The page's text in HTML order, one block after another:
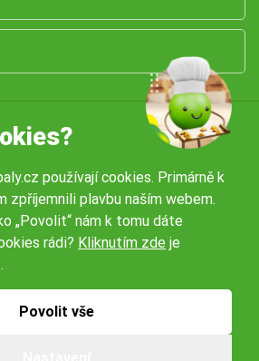
používají cookies. Primárně k
zpříjemnili plavbu naším webem.
„Povolit“ nám k tomu dáte
rádi? Kliknutím zde je
Povolit vše